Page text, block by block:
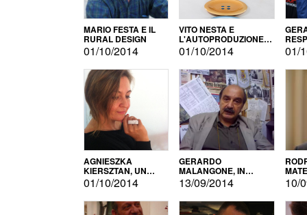
MARIO FESTA E IL
RURAL DESIGN
01/10/2014
VITO NESTA E
L'AUTOPRODUZIONE
COME RECUPERO DEI
SIMBOLI
01/10/2014 01/
AGNIESZKA
KIERSZTAN, UN
MODELLO DI
AUTOPRODUZIONE
01/10/2014
GERARDO
MALANGONE, IN
GIURIA PER IL
CONCORSO
LETTERARIO
13/09/2014 10/